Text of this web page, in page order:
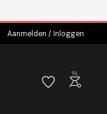
Aanmelden / Inloggen
outdoor_grill